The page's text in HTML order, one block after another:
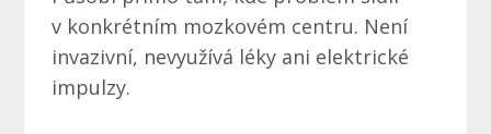
v konkrétním mozkovém centru. Není
invazivní, nevyužívá léky ani elektrické
impulzy.